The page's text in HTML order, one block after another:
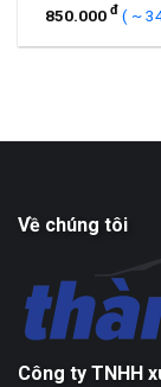
850.000 đ ( ~
Về chúng tôi
Công ty TNHH